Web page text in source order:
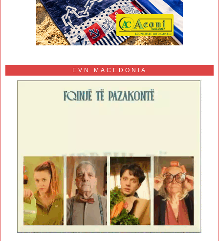
EVN MACEDONIA